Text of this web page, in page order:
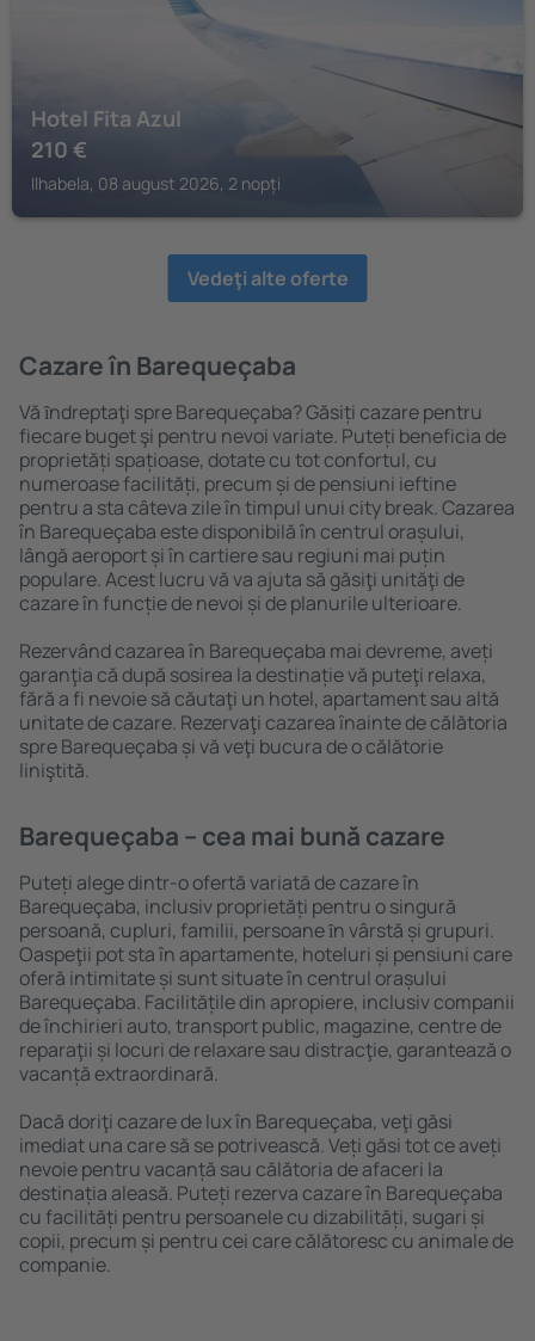
Hotel Fita Azul
210 €
Ilhabela, 08 august 2026, 2 nopți
Vedeţi alte oferte
Cazare în Barequeçaba
Vă ȋndreptaţi spre Barequeçaba? Găsiți cazare pentru
fiecare buget şi pentru nevoi variate. Puteți beneficia de
proprietăți spațioase, dotate cu tot confortul, cu
numeroase facilități, precum și de pensiuni ieftine
pentru a sta câteva zile în timpul unui city break. Cazarea
în Barequeçaba este disponibilă în centrul orașului,
lângă aeroport și în cartiere sau regiuni mai puțin
populare. Acest lucru vă va ajuta să găsiţi unităţi de
cazare în funcție de nevoi și de planurile ulterioare.
Rezervând cazarea în Barequeçaba mai devreme, aveți
garanţia că după sosirea la destinație vă puteţi relaxa,
fără a fi nevoie să căutaţi un hotel, apartament sau altă
unitate de cazare. Rezervaţi cazarea înainte de călătoria
spre Barequeçaba și vă veţi bucura de o călătorie
liniştită.
Barequeçaba – cea mai bună cazare
Puteți alege dintr-o ofertă variată de cazare în
Barequeçaba, inclusiv proprietăți pentru o singură
persoană, cupluri, familii, persoane ȋn vârstă și grupuri.
Oaspeţii pot sta în apartamente, hoteluri și pensiuni care
oferă intimitate și sunt situate în centrul orașului
Barequeçaba. Facilitățile din apropiere, inclusiv companii
de închirieri auto, transport public, magazine, centre de
reparaţii și locuri de relaxare sau distracţie, garantează o
vacanță extraordinară.
Dacă doriţi cazare de lux în Barequeçaba, veţi găsi
imediat una care să se potrivească. Veți găsi tot ce aveți
nevoie pentru vacanță sau călătoria de afaceri la
destinația aleasă. Puteți rezerva cazare în Barequeçaba
cu facilități pentru persoanele cu dizabilități, sugari și
copii, precum și pentru cei care călătoresc cu animale de
companie.